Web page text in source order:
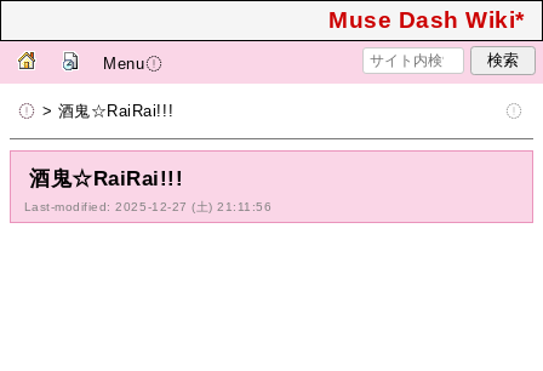
Muse Dash Wiki*
Menu
> 酒鬼☆RaiRai!!!
酒鬼☆RaiRai!!!
Last-modified: 2025-12-27 (土) 21:11:56